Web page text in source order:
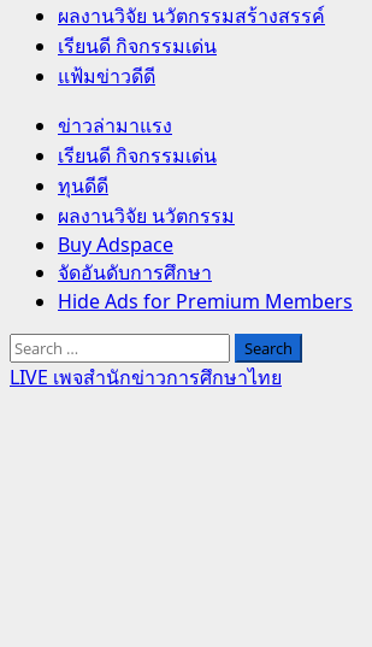
ผลงานวิจัย นวัตกรรมสร้างสรรค์
เรียนดี กิจกรรมเด่น
แฟ้มข่าวดีดี
Primary
Menu
ข่าวล่ามาแรง
เรียนดี กิจกรรมเด่น
ทุนดีดี
ผลงานวิจัย นวัตกรรม
Buy Adspace
จัดอันดับการศึกษา
Hide Ads for Premium Members
Search
for:
LIVE เพจสำนักข่าวการศึกษาไทย